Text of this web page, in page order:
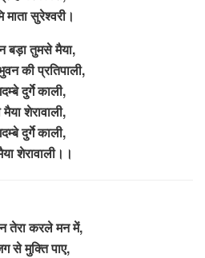
माता सुरेश्वरी।
बड़ा तुमसे मैया,
की प्रतिपाली,
दुर्गे काली,
मैया शेरावाली,
दुर्गे काली,
शेरावाली।।
तेरा करले मन में,
से मुक्ति पाए,